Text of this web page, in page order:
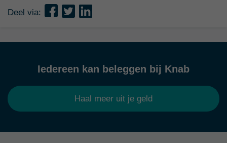
Deel via:
Iedereen kan beleggen bij Knab
Haal meer uit je geld